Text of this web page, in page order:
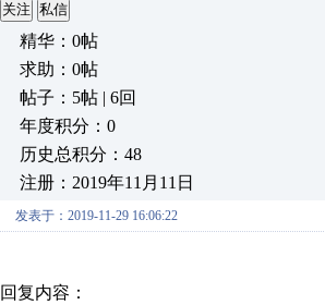
关注 私信
精华：0帖
求助：0帖
帖子：5帖 | 6回
年度积分：0
历史总积分：48
注册：2019年11月11日
发表于：2019-11-29 16:06:22
回复内容：